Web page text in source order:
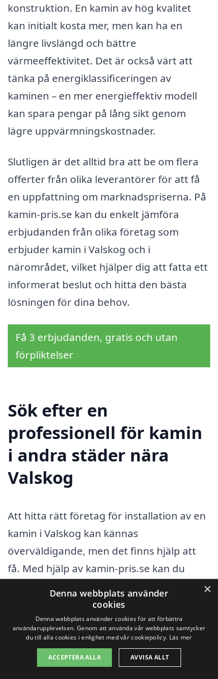
konstruktion. En kamin av hög kvalitet
kan initialt kosta mer, men kan ha en
längre livslängd och bättre
värmeeffektivitet. Det är också värt att
tänka på energiklassificeringen av
kaminen – en mer energieffektiv modell
kan spara pengar på lång sikt genom
lägre uppvärmningskostnader.
Slutligen är det alltid bra att be om flera
offerter från olika leverantörer för att få
en uppfattning om marknadspriserna. På
kamin-pris.se kan du enkelt jämföra
erbjudanden från olika företag som
erbjuder kamin i Valskog och i
närområdet, vilket hjälper dig att fatta ett
informerat beslut och hitta den bästa
lösningen för dina behov.
Få 3 erbjudanden, gratis och utan
förpliktelser
Sök efter en
professionell för kamin
i andra städer nära
Valskog
Att hitta rätt företag för installation av en
kamin i Valskog kan kännas
överväldigande, men det finns hjälp att
få. Med hjälp av kamin-pris.se kan du
professionell som passar dina behov. Det
är viktigt att välja ett pålitligt företag för
att säkerställa att din kamin installeras
korrekt och fungerar som den ska.
×
Denna webbplats använder
cookies
Denna webbplats använder cookies för att förbättra
användarupplevelsen. Genom att använda vår webbplats samtycker
du till alla cookies i enlighet med vår cookiepolicy. Läs mer
ACCEPTERA ALLA AVVISA ALLT